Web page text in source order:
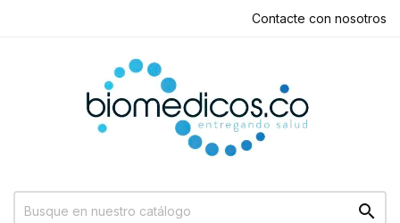
Contacte con nosotros
